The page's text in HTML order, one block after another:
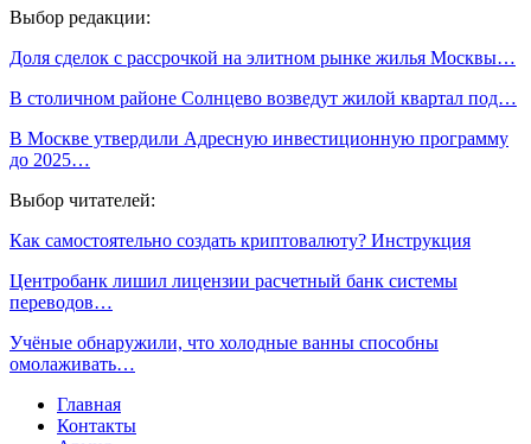
Выбор редакции:
Доля сделок с рассрочкой на элитном рынке жилья Москвы…
В столичном районе Солнцево возведут жилой квартал под…
В Москве утвердили Адресную инвестиционную программу
до 2025…
Выбор читателей:
Как самостоятельно создать криптовалюту? Инструкция
Центробанк лишил лицензии расчетный банк системы
переводов…
Учёные обнаружили, что холодные ванны способны
омолаживать…
Главная
Контакты